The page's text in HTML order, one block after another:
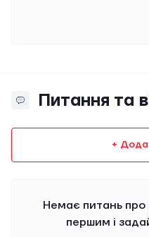
Питання та
+
Немає питань про
першим і